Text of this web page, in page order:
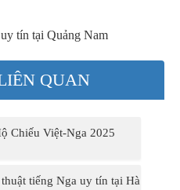
tín tại Quảng Nam
QUAN
Chiếu Việt-Nga 2025
tiếng Nga uy tín tại Hà